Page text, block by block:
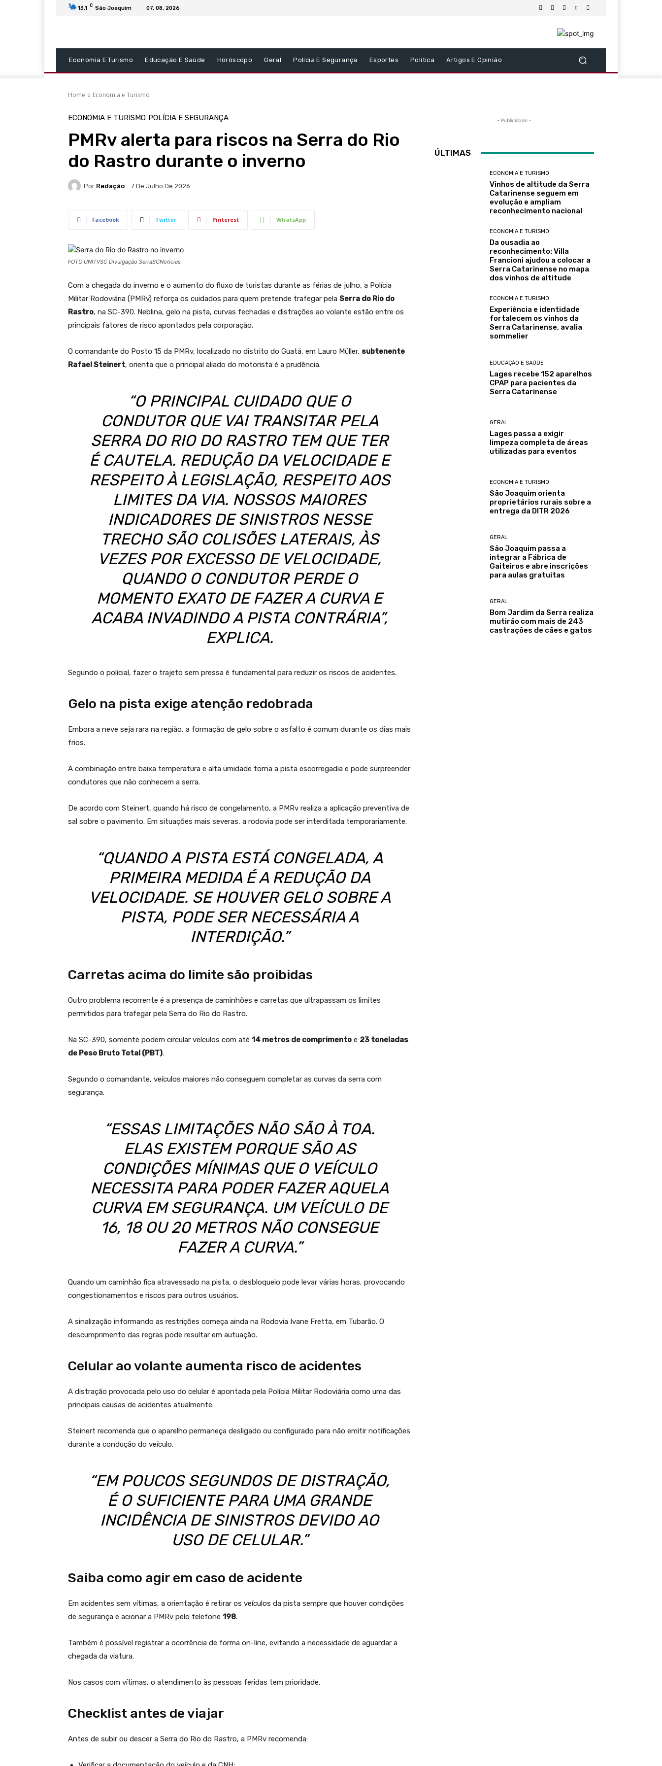
13.1 C São Joaquim 07, 08, 2026
Economia E Turismo Educação E Saúde Horóscopo Geral Polícia E Segurança Esportes Política Artigos E Opinião
Home Economia e Turismo
ECONOMIA E TURISMO POLÍCIA E SEGURANÇA
PMRv alerta para riscos na Serra do Rio
do Rastro durante o inverno
Por Redação 7 De Julho De 2026
Facebook Twitter Pinterest WhatsApp
FOTO UNITVSC Divulgação SerraSCNoticias
Com a chegada do inverno e o aumento do fluxo de turistas durante as férias de julho, a Polícia
Militar Rodoviária (PMRv) reforça os cuidados para quem pretende trafegar pela Serra do Rio do
Rastro, na SC-390. Neblina, gelo na pista, curvas fechadas e distrações ao volante estão entre os
principais fatores de risco apontados pela corporação.
O comandante do Posto 15 da PMRv, localizado no distrito do Guatá, em Lauro Müller, subtenente
Rafael Steinert, orienta que o principal aliado do motorista é a prudência.
“O PRINCIPAL CUIDADO QUE O
CONDUTOR QUE VAI TRANSITAR PELA
SERRA DO RIO DO RASTRO TEM QUE TER
É CAUTELA. REDUÇÃO DA VELOCIDADE E
RESPEITO À LEGISLAÇÃO, RESPEITO AOS
LIMITES DA VIA. NOSSOS MAIORES
INDICADORES DE SINISTROS NESSE
TRECHO SÃO COLISÕES LATERAIS, ÀS
VEZES POR EXCESSO DE VELOCIDADE,
QUANDO O CONDUTOR PERDE O
MOMENTO EXATO DE FAZER A CURVA E
ACABA INVADINDO A PISTA CONTRÁRIA”,
EXPLICA.
Segundo o policial, fazer o trajeto sem pressa é fundamental para reduzir os riscos de acidentes.
Gelo na pista exige atenção redobrada
Embora a neve seja rara na região, a formação de gelo sobre o asfalto é comum durante os dias mais
frios.
A combinação entre baixa temperatura e alta umidade torna a pista escorregadia e pode surpreender
condutores que não conhecem a serra.
De acordo com Steinert, quando há risco de congelamento, a PMRv realiza a aplicação preventiva de
sal sobre o pavimento. Em situações mais severas, a rodovia pode ser interditada temporariamente.
“QUANDO A PISTA ESTÁ CONGELADA, A
PRIMEIRA MEDIDA É A REDUÇÃO DA
VELOCIDADE. SE HOUVER GELO SOBRE A
PISTA, PODE SER NECESSÁRIA A
INTERDIÇÃO.”
Carretas acima do limite são proibidas
Outro problema recorrente é a presença de caminhões e carretas que ultrapassam os limites
permitidos para trafegar pela Serra do Rio do Rastro.
Na SC-390, somente podem circular veículos com até 14 metros de comprimento e 23 toneladas
de Peso Bruto Total (PBT).
Segundo o comandante, veículos maiores não conseguem completar as curvas da serra com
segurança.
“ESSAS LIMITAÇÕES NÃO SÃO À TOA.
ELAS EXISTEM PORQUE SÃO AS
CONDIÇÕES MÍNIMAS QUE O VEÍCULO
NECESSITA PARA PODER FAZER AQUELA
CURVA EM SEGURANÇA. UM VEÍCULO DE
16, 18 OU 20 METROS NÃO CONSEGUE
FAZER A CURVA.”
Quando um caminhão fica atravessado na pista, o desbloqueio pode levar várias horas, provocando
congestionamentos e riscos para outros usuários.
A sinalização informando as restrições começa ainda na Rodovia Ivane Fretta, em Tubarão. O
descumprimento das regras pode resultar em autuação.
Celular ao volante aumenta risco de acidentes
A distração provocada pelo uso do celular é apontada pela Polícia Militar Rodoviária como uma das
principais causas de acidentes atualmente.
Steinert recomenda que o aparelho permaneça desligado ou configurado para não emitir notificações
durante a condução do veículo.
“EM POUCOS SEGUNDOS DE DISTRAÇÃO,
É O SUFICIENTE PARA UMA GRANDE
INCIDÊNCIA DE SINISTROS DEVIDO AO
USO DE CELULAR.”
Saiba como agir em caso de acidente
Em acidentes sem vítimas, a orientação é retirar os veículos da pista sempre que houver condições
de segurança e acionar a PMRv pelo telefone 198.
Também é possível registrar a ocorrência de forma on-line, evitando a necessidade de aguardar a
chegada da viatura.
Nos casos com vítimas, o atendimento às pessoas feridas tem prioridade.
Checklist antes de viajar
Antes de subir ou descer a Serra do Rio do Rastro, a PMRv recomenda:
- Publicidade -
ÚLTIMAS
ECONOMIA E TURISMO
Vinhos de altitude da Serra
Catarinense seguem em
evolução e ampliam
reconhecimento nacional
ECONOMIA E TURISMO
Da ousadia ao
reconhecimento: Villa
Francioni ajudou a colocar a
Serra Catarinense no mapa
dos vinhos de altitude
ECONOMIA E TURISMO
Experiência e identidade
fortalecem os vinhos da
Serra Catarinense, avalia
sommelier
EDUCAÇÃO E SAÚDE
Lages recebe 152 aparelhos
CPAP para pacientes da
Serra Catarinense
GERAL
Lages passa a exigir
limpeza completa de áreas
utilizadas para eventos
ECONOMIA E TURISMO
São Joaquim orienta
proprietários rurais sobre a
entrega da DITR 2026
GERAL
São Joaquim passa a
integrar a Fábrica de
Gaiteiros e abre inscrições
para aulas gratuitas
GERAL
Bom Jardim da Serra realiza
mutirão com mais de 243
castrações de cães e gatos